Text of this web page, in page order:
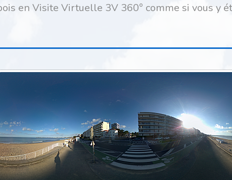
en Visite Virtuelle 3V 360° comme si vous y